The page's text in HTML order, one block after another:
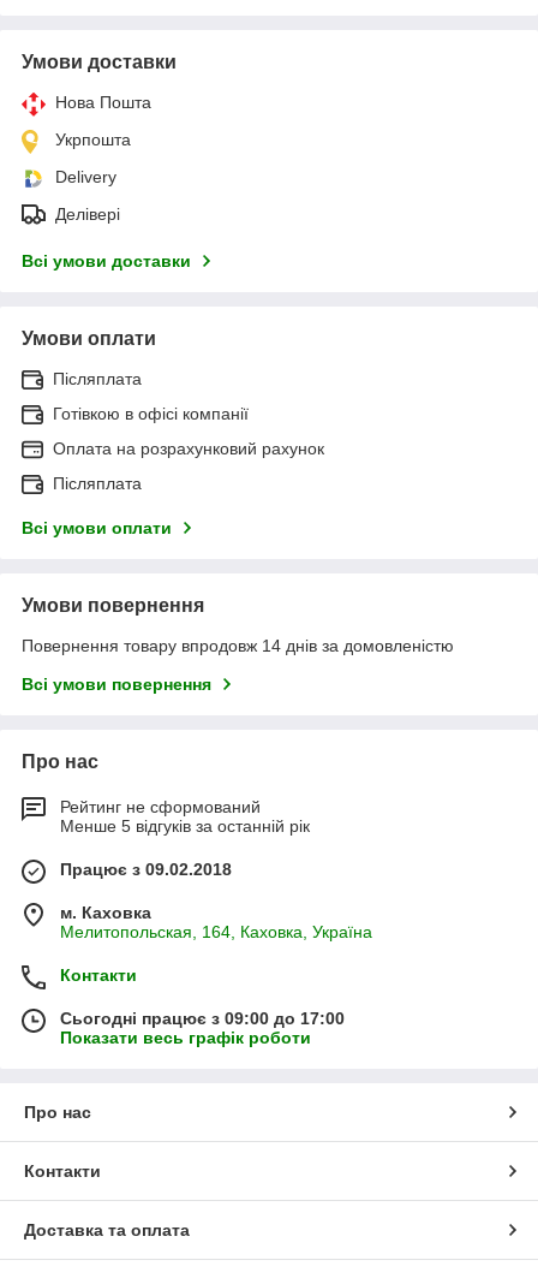
Умови доставки
Нова Пошта
Укрпошта
Delivery
Делівері
Всі умови доставки
Умови оплати
Післяплата
Готівкою в офісі компанії
Оплата на розрахунковий рахунок
Післяплата
Всі умови оплати
Умови повернення
Повернення товару впродовж 14 днів за домовленістю
Всі умови повернення
Про нас
Рейтинг не сформований
Менше 5 відгуків за останній рік
Працює з 09.02.2018
м. Каховка
Мелитопольская, 164, Каховка, Україна
Контакти
Сьогодні працює з 09:00 до 17:00
Показати весь графік роботи
Про нас
Контакти
Доставка та оплата